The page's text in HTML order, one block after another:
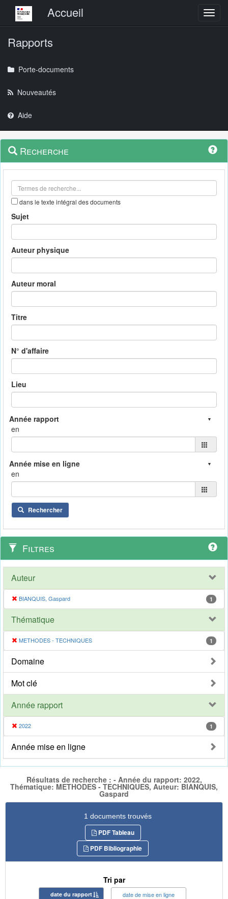
Menu principalAccueil
Rapports
Porte-documents
Nouveautés
Aide
Navigation
outils
Menu
contextuel
Recherche
dans le texte intégral des documents
Sujet
Auteur physique
Auteur moral
Titre
N° d'affaire
Lieu
en
en
Rechercher
Filtres
Auteur
BIANQUIS, Gaspard 1
Thématique
METHODES - TECHNIQUES 1
Domaine
Mot clé
Année rapport
2022 1
Année mise en ligne
Résultats de recherche : - Année du rapport: 2022,
Thématique: METHODES - TECHNIQUES, Auteur: BIANQUIS,
Gaspard
1 documents trouvés
PDF Tableau
PDF Bibliographie
Tri par
date du rapport date de mise en ligne